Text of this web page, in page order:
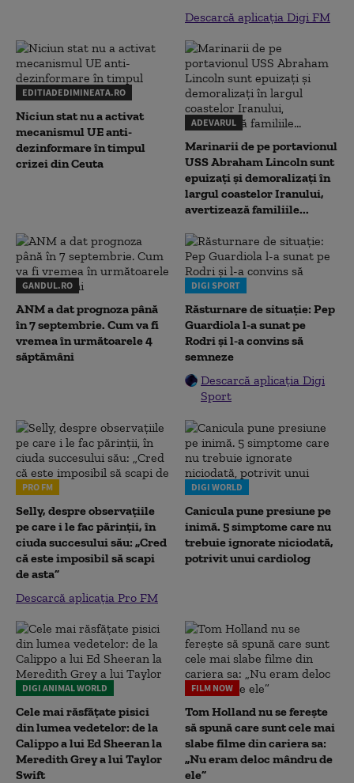
Descarcă aplicația Digi FM
EDITIADEDIMINEATA.RO
Niciun stat nu a activat
mecanismul UE anti-
dezinformare în timpul
crizei din Ceuta
ADEVARUL
Marinarii de pe portavionul
USS Abraham Lincoln sunt
epuizați și demoralizați în
largul coastelor Iranului,
avertizează familiile...
GANDUL.RO
ANM a dat prognoza până
în 7 septembrie. Cum va fi
vremea în următoarele 4
săptămâni
DIGI SPORT
Răsturnare de situație: Pep
Guardiola l-a sunat pe
Rodri și l-a convins să
semneze
Descarcă aplicația Digi
Sport
PRO FM
Selly, despre observațiile
pe care i le fac părinții, în
ciuda succesului său: „Cred
că este imposibil să scapi
de asta”
Descarcă aplicația Pro FM
DIGI WORLD
Canicula pune presiune pe
inimă. 5 simptome care nu
trebuie ignorate niciodată,
potrivit unui cardiolog
DIGI ANIMAL WORLD
Cele mai răsfățate pisici
din lumea vedetelor: de la
Calippo a lui Ed Sheeran la
Meredith Grey a lui Taylor
Swift
FILM NOW
Tom Holland nu se ferește
să spună care sunt cele mai
slabe filme din cariera sa:
„Nu eram deloc mândru de
ele”